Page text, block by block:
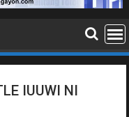
IUUWI NI